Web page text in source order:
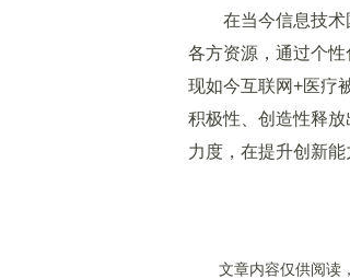
在当今信息技术国
各方资源，通过个
现如今互联网+医疗
积极性、创造性释
力度，在提升创新能
文章内容仅供阅读，